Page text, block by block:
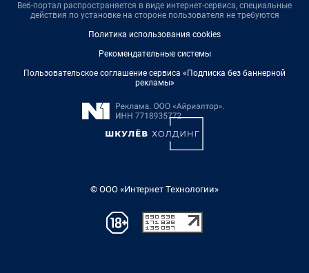
Веб-портал распространяется в виде интернет-сервиса, специальные
действия по установке на стороне пользователя не требуются
Политика использования cookies
Рекомендательные системы
Пользовательское соглашение сервиса «Подписка без баннерной
рекламы»
© ООО «Интернет Технологии»